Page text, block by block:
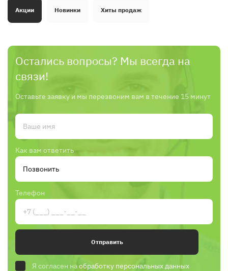
Акции Новинки Хиты продаж
Остались вопросы? Мы всегда на
связи!
Оставьте заявку и мы перезвоним вам в течение 15 минут
Как вам ответить
Телефон
Отправить
Я согласен наобработку персональных данных